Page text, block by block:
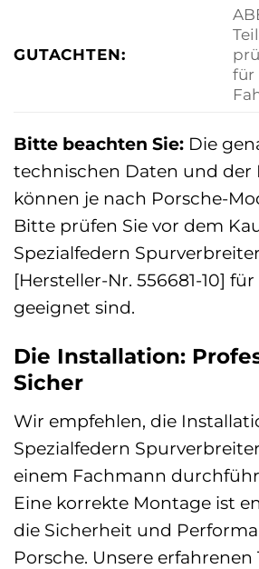
GUTACHTEN:
für
Bitte beachten Sie: Die
technischen Daten und der
können je nach Porsche-
Bitte prüfen Sie vor dem
Spezialfedern
[Hersteller-Nr. 556681-10]
geeignet sind.
Die Installation:
Sicher
Wir empfehlen, die
Spezialfedern
einem Fachmann
Eine korrekte Montage ist
die Sicherheit und
Porsche. Unsere erfahrenen